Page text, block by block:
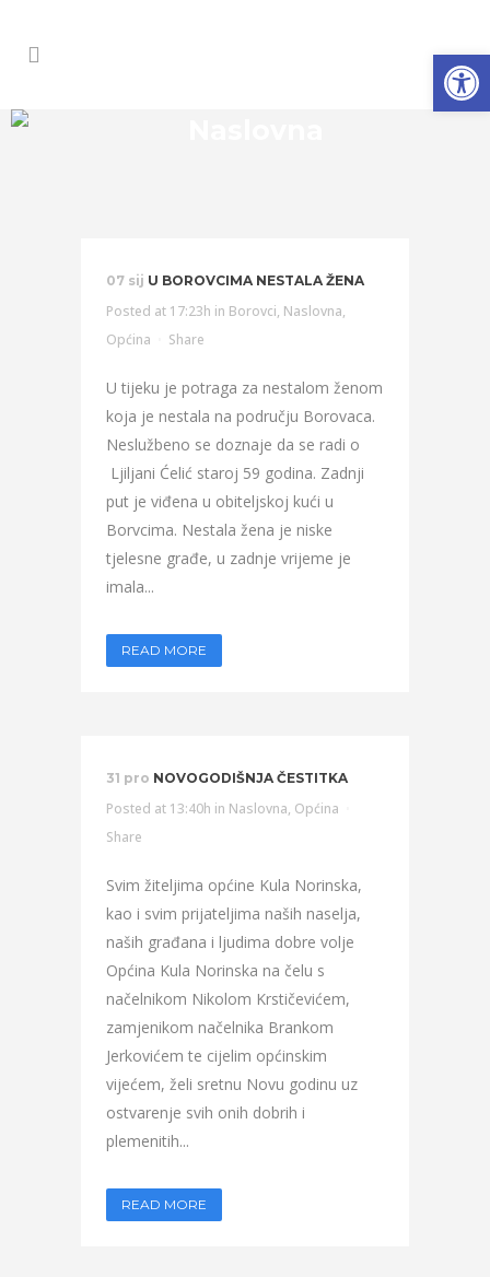
07 sij U BOROVCIMA NESTALA ŽENA
Posted at 17:23h in Borovci, Naslovna,
Općina
Share
U tijeku je potraga za nestalom ženom
koja je nestala na području Borovaca.
Neslužbeno se doznaje da se radi o
Ljiljani Ćelić staroj 59 godina. Zadnji
put je viđena u obiteljskoj kući u
Borvcima. Nestala žena je niske
tjelesne građe, u zadnje vrijeme je
imala...
READ MORE
31 pro NOVOGODIŠNJA ČESTITKA
Posted at 13:40h in Naslovna, Općina
Share
Svim žiteljima općine Kula Norinska,
kao i svim prijateljima naših naselja,
naših građana i ljudima dobre volje
Općina Kula Norinska na čelu s
načelnikom Nikolom Krstičevićem,
zamjenikom načelnika Brankom
Jerkovićem te cijelim općinskim
vijećem, želi sretnu Novu godinu uz
ostvarenje svih onih dobrih i
plemenitih...
READ MORE